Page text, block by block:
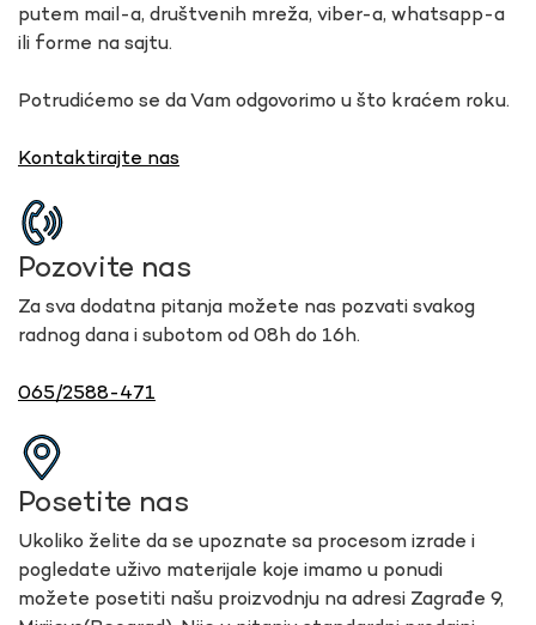
putem mail-a, društvenih mreža, viber-a, whatsapp-a
ili forme na sajtu.
Potrudićemo se da Vam odgovorimo u što kraćem roku.
Kontaktirajte nas
Pozovite nas
Za sva dodatna pitanja možete nas pozvati svakog
radnog dana i subotom od 08h do 16h.
065/2588-471
Posetite nas
Ukoliko želite da se upoznate sa procesom izrade i
pogledate uživo materijale koje imamo u ponudi
možete posetiti našu proizvodnju na adresi Zagrađe 9,